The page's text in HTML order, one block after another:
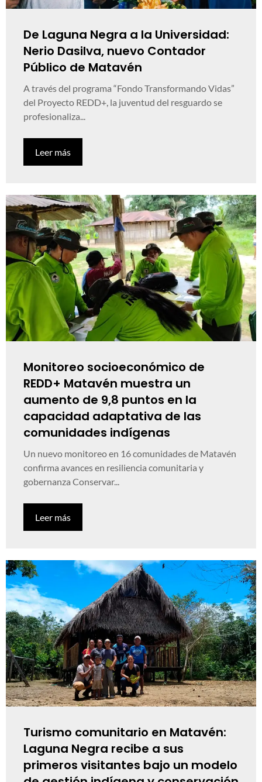
De Laguna Negra a la Universidad:
Nerio Dasilva, nuevo Contador
Público de Matavén
A través del programa “Fondo Transformando Vidas”
del Proyecto REDD+, la juventud del resguardo se
profesionaliza...
Leer más
Monitoreo socioeconómico de
REDD+ Matavén muestra un
aumento de 9,8 puntos en la
capacidad adaptativa de las
comunidades indígenas
Un nuevo monitoreo en 16 comunidades de Matavén
confirma avances en resiliencia comunitaria y
gobernanza Conservar...
Leer más
Turismo comunitario en Matavén:
Laguna Negra recibe a sus
primeros visitantes bajo un modelo